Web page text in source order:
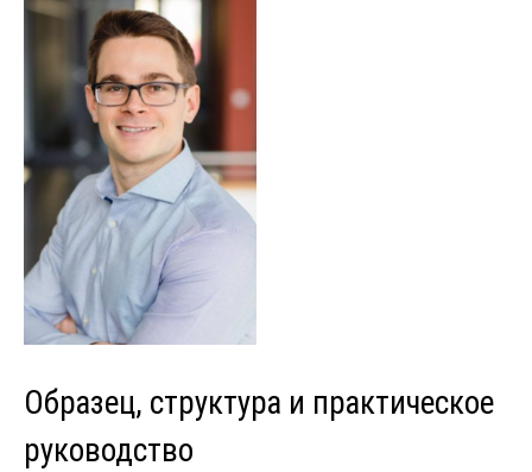
Образец, структура и практическое
руководство